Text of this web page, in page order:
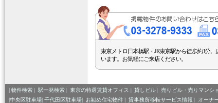
東京メトロ日本橋駅・JR東京駅から徒歩約3分。
います。お気軽にご来店ください。
| 物件検索 | 駅一発検索 | 東京の特選賃貸オフィス | 貸しビル | 売りビル・売りマンシ
|中央区駐車場| 千代田区駐車場| お勧め住宅物件 | 貸事務所移転サービス情報 | オーナ